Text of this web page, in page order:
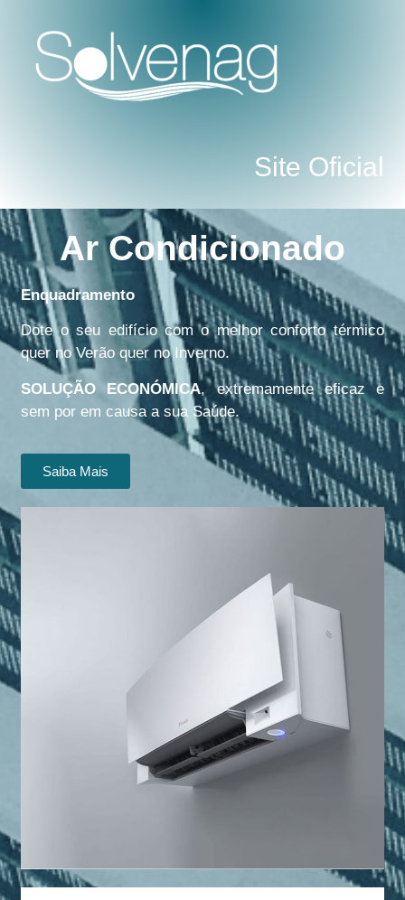
Site Oficial
Ar Condicionado
Enquadramento
Dote o seu edifício com o melhor conforto térmico
quer no Verão quer no Inverno.
SOLUÇÃO ECONÓMICA, extremamente eficaz e
sem por em causa a sua Saúde.
Saiba Mais